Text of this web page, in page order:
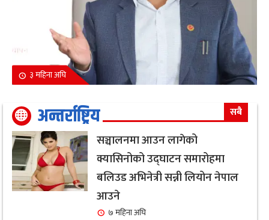
३ महिना अघि
अन्तर्राष्ट्रिय सबै
सञ्चालनमा आउन लागेको
क्यासिनोको उद्घाटन समारोहमा
बलिउड अभिनेत्री सन्नी लियोन नेपाल
आउने
७ महिना अघि